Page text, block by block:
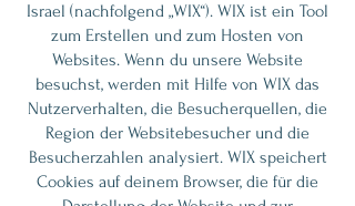
Israel (nachfolgend „WIX“). WIX ist ein Tool
zum Erstellen und zum Hosten von
Websites. Wenn du unsere Website
besuchst, werden mit Hilfe von WIX das
Nutzerverhalten, die Besucherquellen, die
Region der Websitebesucher und die
Besucherzahlen analysiert. WIX speichert
Cookies auf deinem Browser, die für die